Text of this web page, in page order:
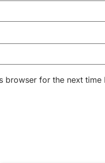
browser for the next time